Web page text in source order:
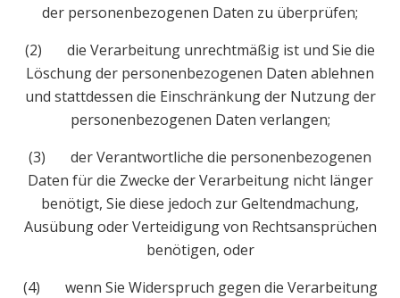
der personenbezogenen Daten zu überprüfen;
(2) die Verarbeitung unrechtmäßig ist und Sie die
Löschung der personenbezogenen Daten ablehnen
und stattdessen die Einschränkung der Nutzung der
personenbezogenen Daten verlangen;
(3) der Verantwortliche die personenbezogenen
Daten für die Zwecke der Verarbeitung nicht länger
benötigt, Sie diese jedoch zur Geltendmachung,
Ausübung oder Verteidigung von Rechtsansprüchen
benötigen, oder
(4) wenn Sie Widerspruch gegen die Verarbeitung